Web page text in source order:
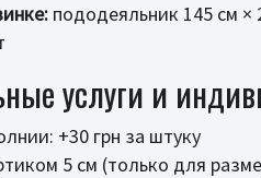
пододеяльник 145 см ×
услуги и
+30 грн за штуку
5 см (только для